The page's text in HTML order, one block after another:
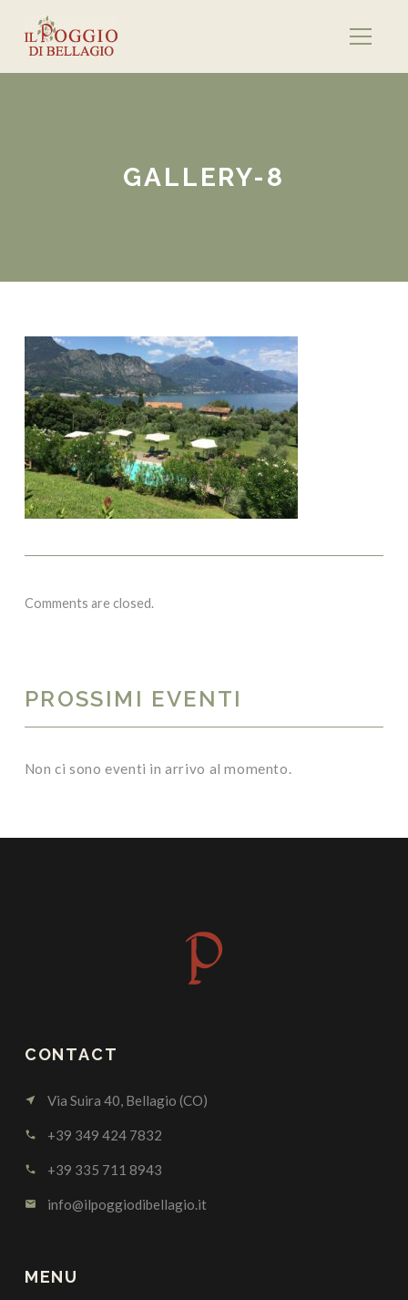
GALLERY-8
Comments are closed.
PROSSIMI EVENTI
Non ci sono eventi in arrivo al momento.
CONTACT
near_me Via Suira 40, Bellagio (CO)
call +39 349 424 7832
call +39 335 711 8943
email info@ilpoggiodibellagio.it
MENU